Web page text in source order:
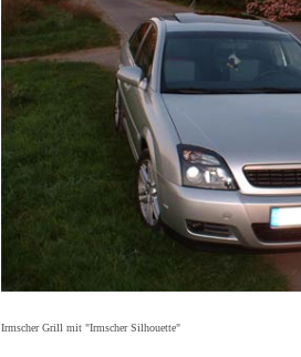
Irmscher Grill mit "Irmscher Silhouette"